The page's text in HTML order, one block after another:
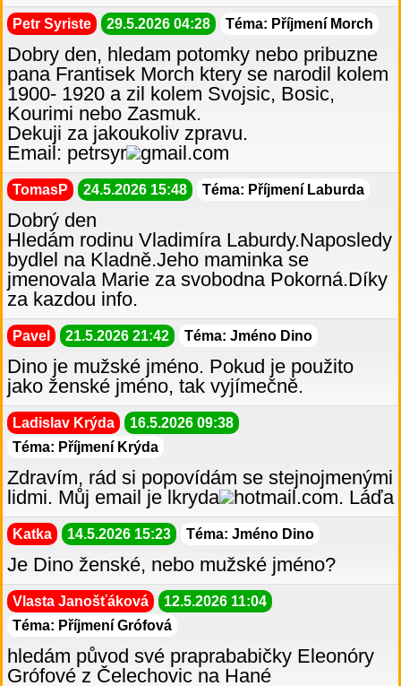
Petr Syriste 29.5.2026 04:28 Téma: Příjmení Morch
Dobry den, hledam potomky nebo pribuzne
pana Frantisek Morch ktery se narodil kolem
1900- 1920 a zil kolem Svojsic, Bosic,
Kourimi nebo Zasmuk.
Dekuji za jakoukoliv zpravu.
Email: petrsyr
gmail.com
TomasP 24.5.2026 15:48 Téma: Příjmení Laburda
Dobrý den
Hledám rodinu Vladimíra Laburdy.Naposledy
bydlel na Kladně.Jeho maminka se
jmenovala Marie za svobodna Pokorná.Díky
za kazdou info.
Pavel 21.5.2026 21:42 Téma: Jméno Dino
Dino je mužské jméno. Pokud je použito
jako ženské jméno, tak vyjímečně.
Ladislav Krýda
16.5.2026 09:38
Téma: Příjmení Krýda
Zdravím, rád si popovídám se stejnojmenými
lidmi. Můj email je lkryda
hotmail.com. Láďa
Katka 14.5.2026 15:23 Téma: Jméno Dino
Je Dino ženské, nebo mužské jméno?
Vlasta Janošťáková
12.5.2026 11:04
Téma: Příjmení Grófová
hledám původ své praprababičky Eleonóry
Grófové z Čelechovic na Hané